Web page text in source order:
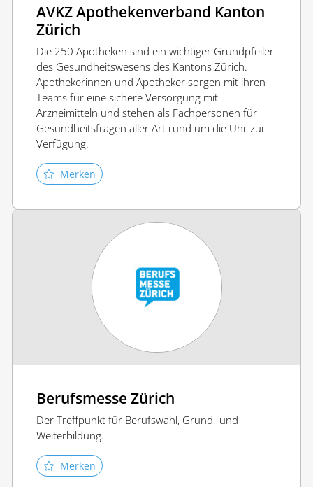
AVKZ Apothekenverband Kanton
Zürich
Die 250 Apotheken sind ein wichtiger Grundpfeiler
des Gesundheitswesens des Kantons Zürich.
Apothekerinnen und Apotheker sorgen mit ihren
Teams für eine sichere Versorgung mit
Arzneimitteln und stehen als Fachpersonen für
Gesundheitsfragen aller Art rund um die Uhr zur
Verfügung.
Merken
Berufsmesse Zürich
Der Treffpunkt für Berufswahl, Grund- und
Weiterbildung.
Merken